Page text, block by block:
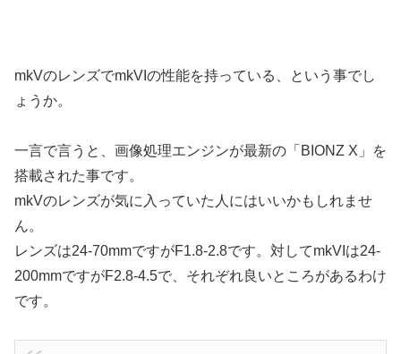
mkVのレンズでmkVIの性能を持っている、という事でし
ょうか。
一言で言うと、画像処理エンジンが最新の「BIONZ X」を
搭載された事です。
mkVのレンズが気に入っていた人にはいいかもしれませ
ん。
レンズは24-70mmですがF1.8-2.8です。対してmkVIは24-
200mmですがF2.8-4.5で、それぞれ良いところがあるわけ
です。